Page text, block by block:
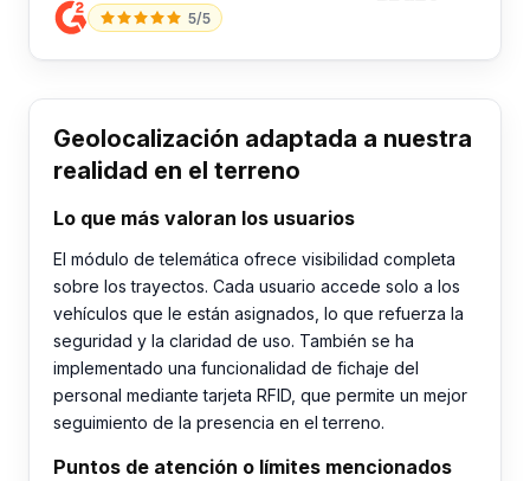
5/5
Geolocalización adaptada a nuestra
realidad en el terreno
Lo que más valoran los usuarios
El módulo de telemática ofrece visibilidad completa
sobre los trayectos. Cada usuario accede solo a los
vehículos que le están asignados, lo que refuerza la
seguridad y la claridad de uso. También se ha
implementado una funcionalidad de fichaje del
personal mediante tarjeta RFID, que permite un mejor
seguimiento de la presencia en el terreno.
Puntos de atención o límites mencionados